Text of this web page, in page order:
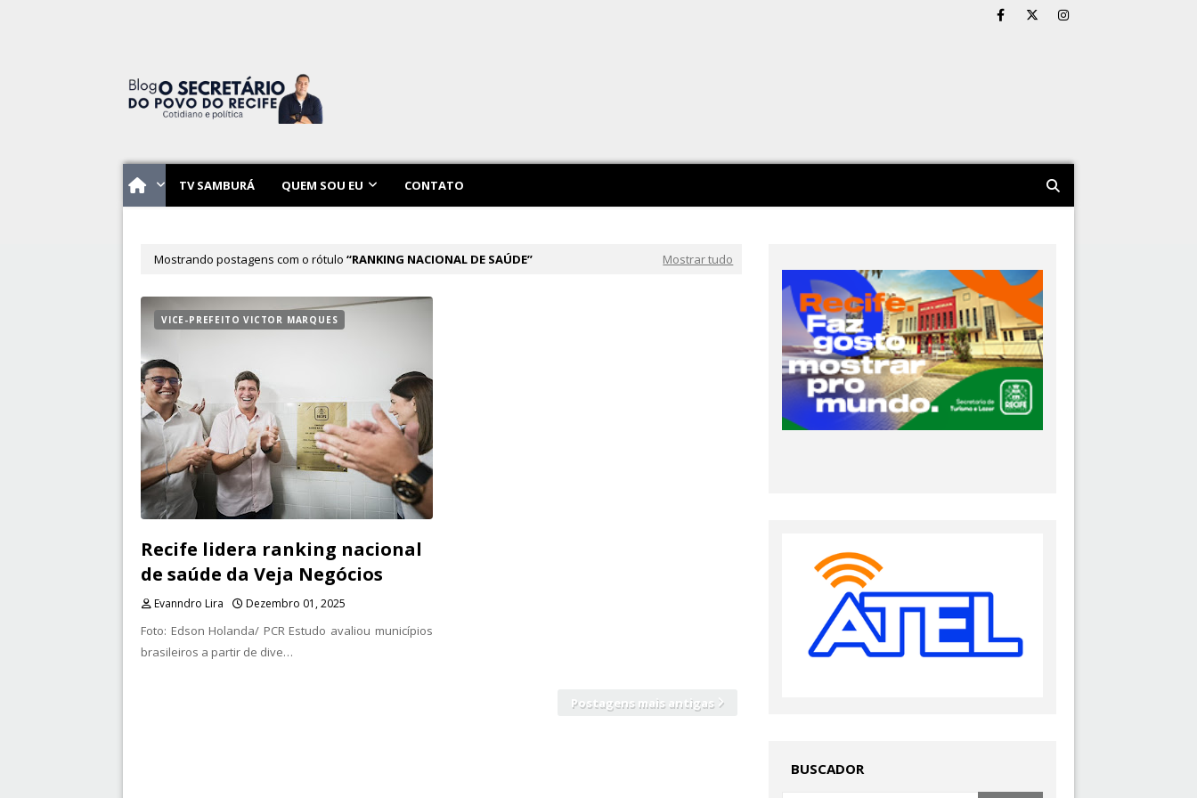
TV SAMBURÁ QUEM SOU EU CONTATO
Mostrando postagens com o rótulo RANKING NACIONAL DE SAÚDE Mostrar tudo
VICE-PREFEITO VICTOR MARQUES
Recife lidera ranking nacional
de saúde da Veja Negócios
Evanndro Lira Dezembro 01, 2025
Foto: Edson Holanda/ PCR Estudo avaliou municípios
brasileiros a partir de dive…
Postagens mais antigas
BUSCADOR